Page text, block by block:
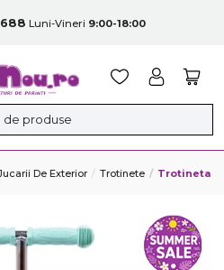
Luni-Vineri 9:00-18:00
De Exterior Trotinete Trotineta